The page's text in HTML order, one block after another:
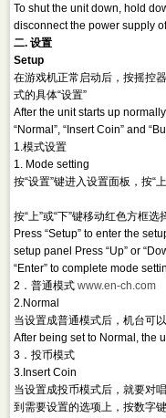
To shut the unit down, hold
disconnect the power supply
二. 设置
Setup
在游戏机正常启动后，按摇控
式的具体“设置”
After the unit starts up
“Normal”, “Insert Coin” and
1.模式设置
1. Mode setting
按“设置”键进入设置面板，按“
按“上”或“下”键移动红色方框选
Press “Setup” to enter the
setup panel Press “Up” or
“Enter” to complete mode
2．普通模式 www.en-ch.com
2.Normal
当设置成普通模式后，机台可
After being set to Normal, the
3．投币模式
3.Insert Coin
当设置成投币模式后，就要对
到需要设置的选项上，按数字